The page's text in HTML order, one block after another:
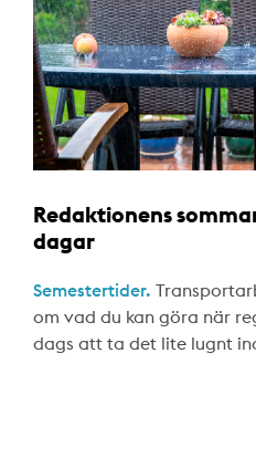
Redaktionens
dagar
Semestertider.
om vad du kan göra när
dags att ta det lite lugnt